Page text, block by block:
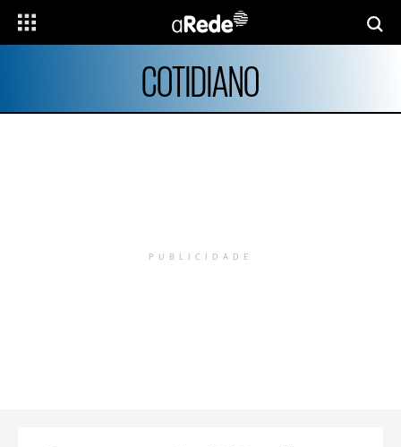
COTIDIANO
PUBLICIDADE